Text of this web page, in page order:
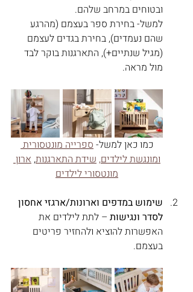
ובטוחים במרחב שלהם.
למשל- בחירת ספר בעצמם (מהרגע
שהם נעמדים), בחירת בגדים לעצמם
(מגיל שנתיים+), התארגנות בוקר לבד
מול מראה.
כמו כאן למשל- ספרייה מונטסורית
ומונגשת לילדים,שידת התארגנות, ארון
מונטסורי לילדים
שימוש במדפים וארונות/ארגזי אחסון
לסדר ונגישות – לתת לילדים את
האפשרות להוציא ולהחזיר פריטים
בעצמם.